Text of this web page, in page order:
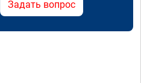
Задать вопрос